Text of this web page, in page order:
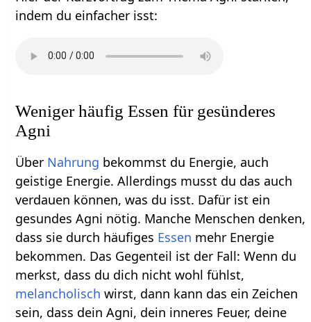
indem du einfacher isst:
Weniger häufig Essen für gesünderes
Agni
Über Nahrung bekommst du Energie, auch
geistige Energie. Allerdings musst du das auch
verdauen können, was du isst. Dafür ist ein
gesundes Agni nötig. Manche Menschen denken,
dass sie durch häufiges Essen mehr Energie
bekommen. Das Gegenteil ist der Fall: Wenn du
merkst, dass du dich nicht wohl fühlst,
melancholisch wirst, dann kann das ein Zeichen
sein, dass dein Agni, dein inneres Feuer, deine